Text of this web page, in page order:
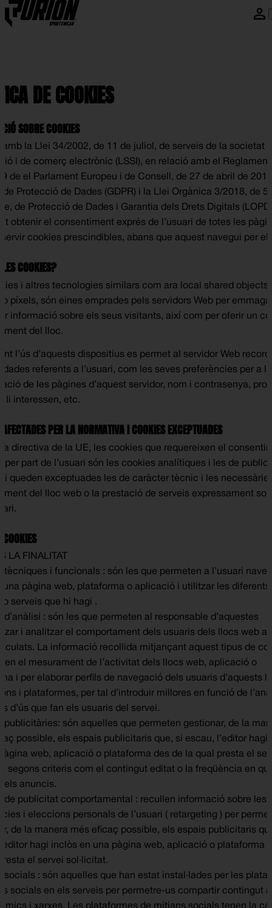
Skip to content
DE COOKIES
SOBRE COOKIES
amb la Llei 34/2002, de 11 de juliol, de serveis de la societat
i de comerç electrònic (LSSI), en relació amb el Reglament
de el Parlament Europeu i de Consell, de 27 de abril de
de Protecció de Dades (GDPR) i la Llei Orgànica 3/2018, de 5
de Protecció de Dades i Garantia dels Drets Digitals
obtenir el consentiment exprés de l’usuari de totes les
cookies prescindibles, abans que aquest navegui per
COOKIES?
i altres tecnologies similars com ara local shared objects,
píxels, són eines emprades pels servidors Web per
informació sobre els seus visitants, així com per oferir un
del lloc.
l’ús d’aquests dispositius es permet al servidor Web
dades referents a l’usuari, com les seves preferències per a la
de les pàgines d’aquest servidor, nom i contrasenya,
li interessen, etc.
PER LA NORMATIVA I COOKIES EXCEPTUADES
la directiva de la UE, les cookies que requereixen el
per part de l’usuari són les cookies analítiques i les de
i queden exceptuades les de caràcter tècnic i les
del lloc web o la prestació de serveis expressament
LA FINALITAT
tècniques i funcionals : són les que permeten a l’usuari
pàgina web, plataforma o aplicació i utilitzar les diferents
o serveis que hi hagi .
d’anàlisi : són les que permeten al responsable d’aquestes
i analitzar el comportament dels usuaris dels llocs web
La informació recollida mitjançant aquest tipus de
en el mesurament de l’activitat dels llocs web, aplicació o
i per elaborar perfils de navegació dels usuaris d’aquests
i plataformes, per tal d’introduir millores en funció de
d’ús que fan els usuaris del servei.
publicitàries: són aquelles que permeten gestionar, de la
possible, els espais publicitaris que, si escau, l’editor hagi
web, aplicació o plataforma des de la qual presta el
segons criteris com el contingut editat o la freqüència en
els anuncis.
de publicitat comportamental : recullen informació sobre les
i eleccions personals de l’usuari ( retargeting ) per
de la manera més eficaç possible, els espais publicitaris
hagi inclòs en una pàgina web, aplicació o plataforma
el servei sol·licitat.
socials : són aquelles que han estat instal·lades per les
socials en els serveis per permetre-us compartir contingut
i xarxes. Les plataformes de mitjans socials tenen la